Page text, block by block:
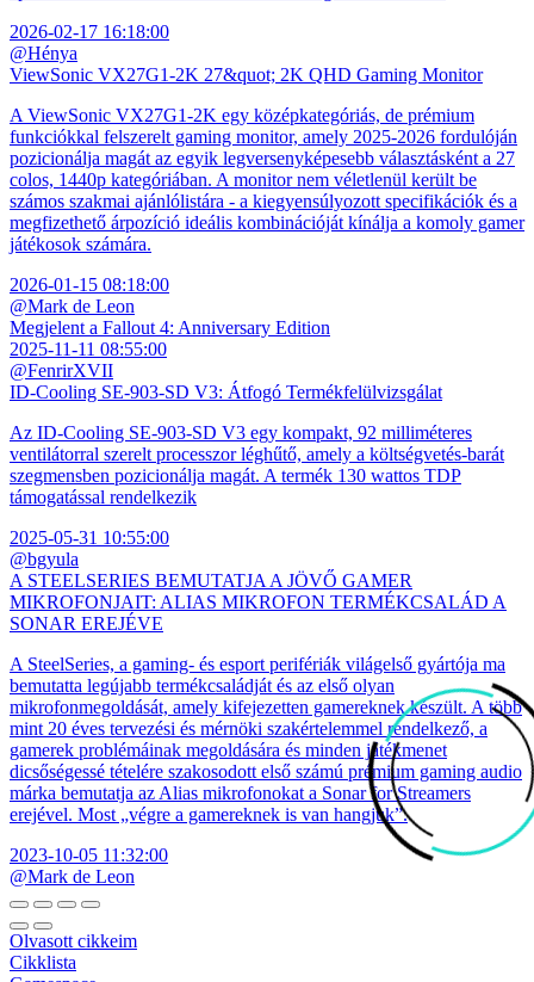
2026-02-17 16:18:00
@Hénya
ViewSonic VX27G1-2K 27&quot; 2K QHD Gaming Monitor
A ViewSonic VX27G1-2K egy középkategóriás, de prémium
funkciókkal felszerelt gaming monitor, amely 2025-2026 fordulóján
pozicionálja magát az egyik legversenyképesebb választásként a 27
colos, 1440p kategóriában. A monitor nem véletlenül került be
számos szakmai ajánlólistára - a kiegyensúlyozott specifikációk és a
megfizethető árpozíció ideális kombinációját kínálja a komoly gamer
játékosok számára.
2026-01-15 08:18:00
@Mark de Leon
Megjelent a Fallout 4: Anniversary Edition
2025-11-11 08:55:00
@FenrirXVII
ID-Cooling SE-903-SD V3: Átfogó Termékfelülvizsgálat
Az ID-Cooling SE-903-SD V3 egy kompakt, 92 milliméteres
ventilátorral szerelt processzor léghűtő, amely a költségvetés-barát
szegmensben pozicionálja magát. A termék 130 wattos TDP
támogatással rendelkezik
2025-05-31 10:55:00
@bgyula
A STEELSERIES BEMUTATJA A JÖVŐ GAMER
MIKROFONJAIT: ALIAS MIKROFON TERMÉKCSALÁD A
SONAR EREJÉVE
A SteelSeries, a gaming- és esport perifériák világelső gyártója ma
bemutatta legújabb termékcsaládját és az első olyan
mikrofonmegoldását, amely kifejezetten gamereknek készült. A több
mint 20 éves tervezési és mérnöki szakértelemmel rendelkező, a
gamerek problémáinak megoldására és minden játékmenet
dicsőségessé tételére szakosodott első számú prémium gaming audio
márka bemutatja az Alias mikrofonokat a Sonar for Streamers
erejével. Most „végre a gamereknek is van hangjuk”.
2023-10-05 11:32:00
@Mark de Leon
Olvasott cikkeim
Cikklista